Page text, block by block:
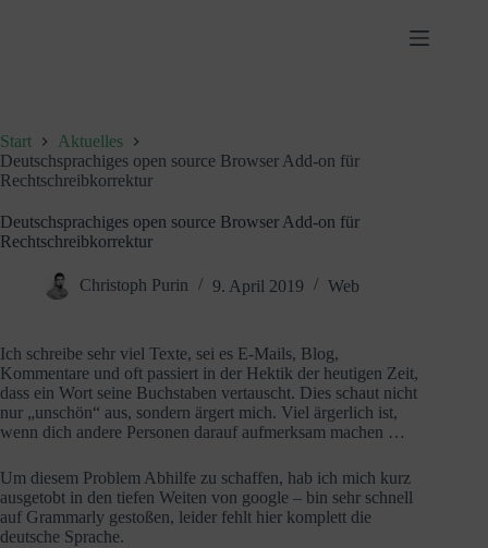
Start
Aktuelles
Deutschsprachiges open source Browser Add-on für
Rechtschreibkorrektur
Deutschsprachiges open source Browser Add-on für
Rechtschreibkorrektur
Christoph Purin 9. April 2019 Web
Ich schreibe sehr viel Texte, sei es E-Mails, Blog,
Kommentare und oft passiert in der Hektik der heutigen Zeit,
dass ein Wort seine Buchstaben vertauscht. Dies schaut nicht
nur „unschön“ aus, sondern ärgert mich. Viel ärgerlich ist,
wenn dich andere Personen darauf aufmerksam machen …
Um diesem Problem Abhilfe zu schaffen, hab ich mich kurz
ausgetobt in den tiefen Weiten von google – bin sehr schnell
auf Grammarly gestoßen, leider fehlt hier komplett die
deutsche Sprache.